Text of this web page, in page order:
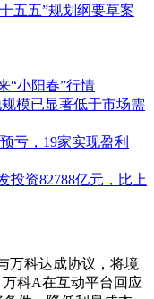
五五”规划纲要草案
“小阳春”行情
模已显著低于市场需
亏，19家实现盈利
投资82788亿元，比上
科达成协议，将境
科A在互动平台回应